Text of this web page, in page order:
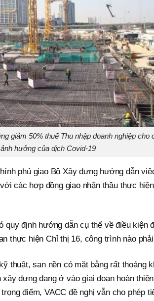
giảm 50% thuế Thu nhập doanh nghiệp cho
hưởng của dịch Covid-19
phủ giao Bộ Xây dựng hướng dẫn
các hợp đồng giao nhận thầu thực
định hướng dẫn cụ thể về điều kiện
thực hiện Chỉ thị 16, công trình nào
thuật, san nền có mặt bằng rất thoáng
dựng đang ở vào giai đoạn hoàn
điểm, VACC đề nghị vẫn cho phép